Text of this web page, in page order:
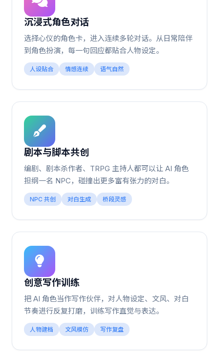
沉浸式角色对话
选择心仪的角色卡，进入连续多轮对话。从日常陪伴
到角色扮演，每一句回应都贴合人物设定。
人设贴合 情感连续 语气自然
剧本与脚本共创
编剧、剧本杀作者、TRPG 主持人都可以让 AI 角色
担纲一名 NPC，碰撞出更多富有张力的对白。
NPC 共创 对白生成 桥段灵感
创意写作训练
把 AI 角色当作写作伙伴，对人物设定、文风、对白
节奏进行反复打磨，训练写作直觉与表达。
人物建档 文风模仿 写作复盘